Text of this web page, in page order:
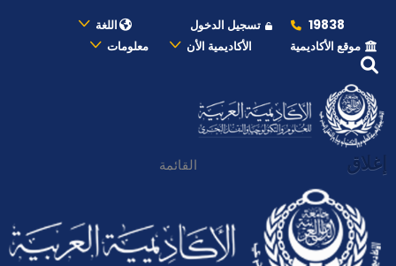
19838 تسجيل الدخول
اللغة
موقع الأكاديمية
الأكاديمية الأن معلومات
إغلاق القائمة